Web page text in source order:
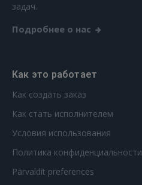
задач.
Подробнее о нас
Как это работает
Как создать заказ
Как стать исполнителем
Условия использования
Политика конфиденциальности
Pārvaldīt preferences